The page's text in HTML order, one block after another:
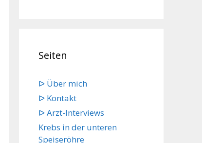
Seiten
ᐅ Über mich
ᐅ Kontakt
ᐅ Arzt-Interviews
Krebs in der unteren
Speiseröhre